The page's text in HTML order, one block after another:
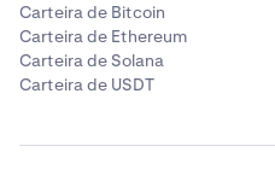
Carteira de Bitcoin
Carteira de Ethereum
Carteira de Solana
Carteira de USDT